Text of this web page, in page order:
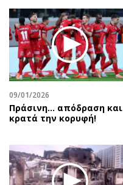
09/01/2026
Πράσινη... απόδραση και
κρατά την κορυφή!